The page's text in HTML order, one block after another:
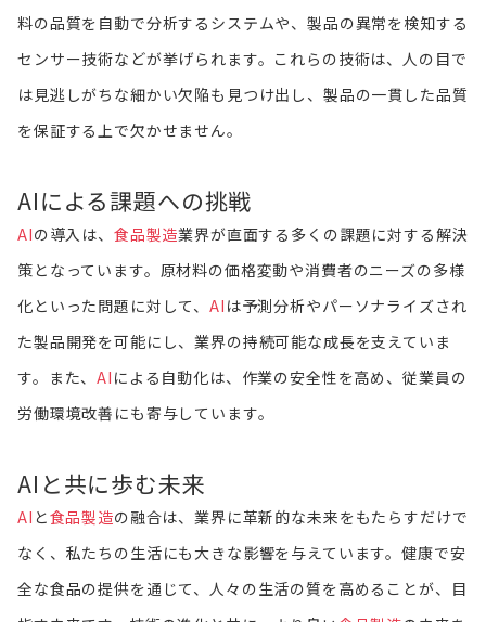
料の品質を自動で分析するシステムや、製品の異常を検知する
センサー技術などが挙げられます。これらの技術は、人の目で
は見逃しがちな細かい欠陥も見つけ出し、製品の一貫した品質
を保証する上で欠かせません。
AIによる課題への挑戦
AIの導入は、 食品製造業界が直面する多くの課題に対する解決
策となっています。原材料の価格変動や消費者のニーズの多様
化といった問題に対して、AI は予測分析やパーソナライズされ
た製品開発を可能にし、業界の持続可能な成長を支えていま
す。また、AI による自動化は、作業の安全性を高め、従業員の
労働環境改善にも寄与しています。
AIと共に歩む未来
AI と食品製造の融合は、業界に革新的な未来をもたらすだけで
なく、私たちの生活にも大きな影響を与えています。健康で安
全な食品の提供を通じて、人々の生活の質を高めることが、目